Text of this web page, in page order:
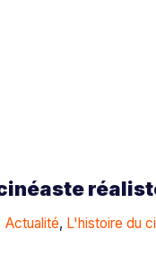
cinéaste
Actualité, L'histoire du